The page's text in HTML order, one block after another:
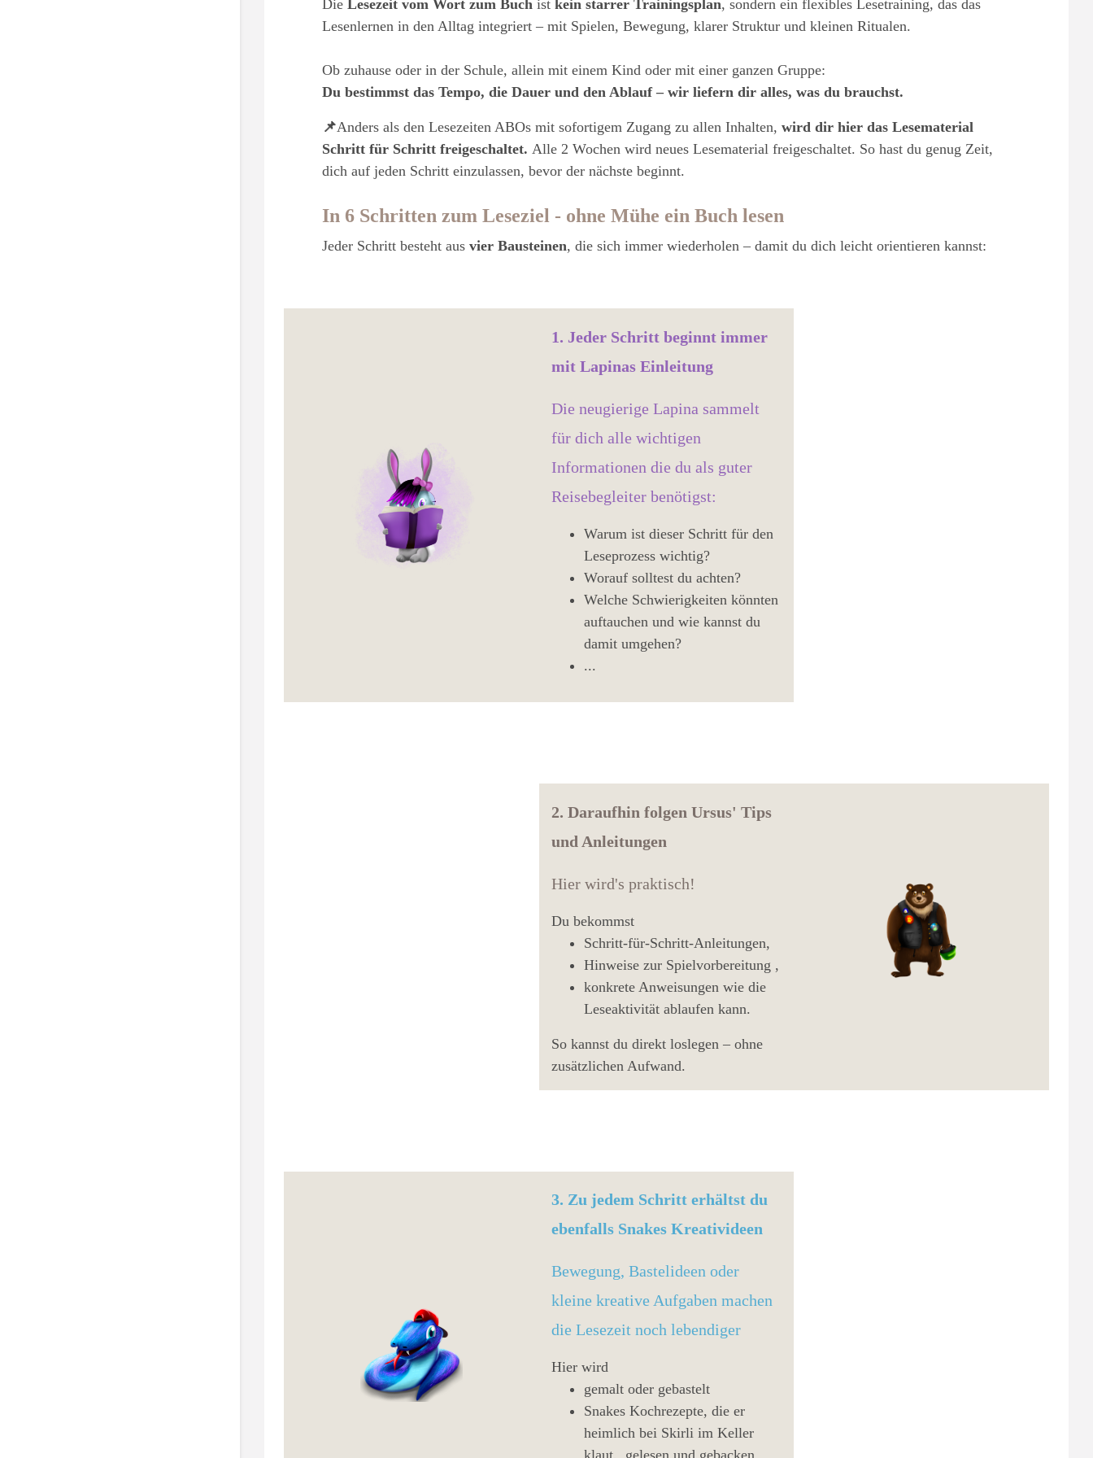
DieLesezeit vom Wort zum Buchist kein starrer Trainingsplan, sondern ein flexibles Lesetraining, das das
Lesenlernen in den Alltag integriert – mit Spielen, Bewegung, klarer Struktur und kleinen Ritualen.
Ob zuhause oder in der Schule, allein mit einem Kind oder mit einer ganzen Gruppe:
Du bestimmst das Tempo, die Dauer und den Ablauf – wir liefern dir alles, was du brauchst.
📌Anders als den Lesezeiten ABOs mit sofortigem Zugang zu allen Inhalten, wird dir hier das Lesematerial
Schritt für Schritt freigeschaltet.Alle 2 Wochen wird neues Lesematerial freigeschaltet. So hast du genug Zeit,
dich auf jeden Schritt einzulassen, bevor der nächste beginnt.
In 6 Schritten zum Leseziel - ohne Mühe ein Buch lesen
Jeder Schritt besteht ausvier Bausteinen, die sich immer wiederholen – damit du dich leicht orientieren kannst:
1. Jeder Schritt beginnt immer
mit Lapinas Einleitung
Die neugierige Lapina sammelt
für dich alle wichtigen
Informationen die du als guter
Reisebegleiter benötigst:
Warum ist dieser Schritt für den
Leseprozess wichtig?
Worauf solltest du achten?
Welche Schwierigkeiten könnten
auftauchen und wie kannst du
damit umgehen?
...
2. Daraufhin folgen Ursus' Tips
und Anleitungen
Hier wird's praktisch!
Du bekommst
Schritt-für-Schritt-Anleitungen,
Hinweise zur Spielvorbereitung ,
konkrete Anweisungen wie die
Leseaktivität ablaufen kann.
So kannst du direkt loslegen – ohne
zusätzlichen Aufwand.
3. Zu jedem Schritt erhältst du
ebenfalls Snakes Kreativideen
Bewegung, Bastelideen oder
kleine kreative Aufgaben machen
die Lesezeit noch lebendiger
Hier wird
gemalt oder gebastelt
Snakes Kochrezepte, die er
heimlich bei Skirli im Keller